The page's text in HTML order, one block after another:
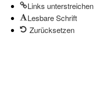
Links unterstreichen
Lesbare Schrift
Zurücksetzen